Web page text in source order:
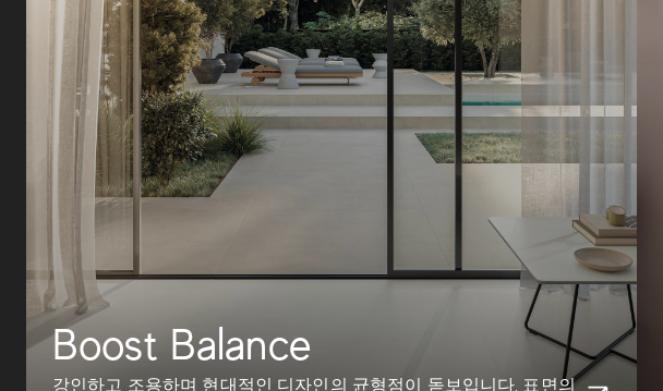
Boost Balance
강인하고 조용하며 현대적인 디자인의 균형점이 돋보입니다. 표면의